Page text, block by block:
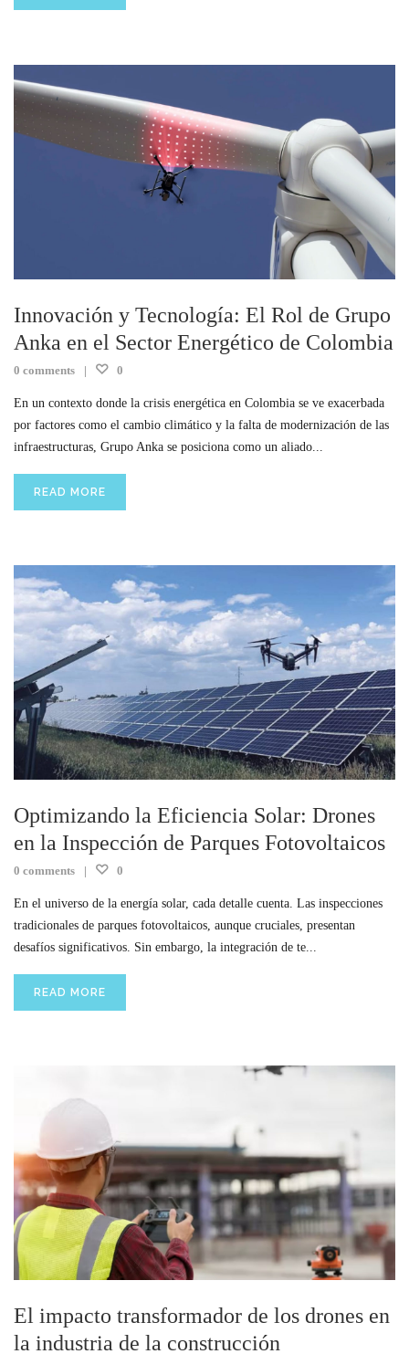
Innovación y Tecnología: El Rol de Grupo
Anka en el Sector Energético de Colombia
0 comments 0
En un contexto donde la crisis energética en Colombia se ve exacerbada
por factores como el cambio climático y la falta de modernización de las
infraestructuras, Grupo Anka se posiciona como un aliado...
READ MORE
Optimizando la Eficiencia Solar: Drones
en la Inspección de Parques Fotovoltaicos
0 comments 0
En el universo de la energía solar, cada detalle cuenta. Las inspecciones
tradicionales de parques fotovoltaicos, aunque cruciales, presentan
desafíos significativos. Sin embargo, la integración de te...
READ MORE
El impacto transformador de los drones en
la industria de la construcción